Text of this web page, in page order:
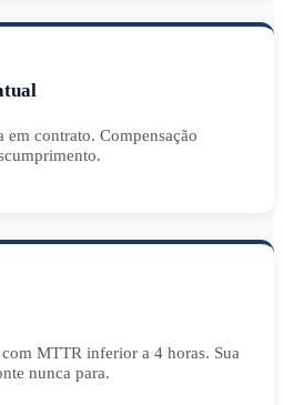
contrato. Compensação
MTTR inferior a 4 horas. Sua
nunca para.